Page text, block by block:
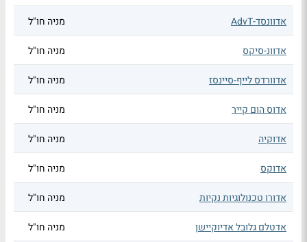
אדוונסד-AdvT מניה חו"ל
אדוונ-סיקס מניה חו"ל
אדוורדס לייף-סיינסז מניה חו"ל
אדוס הום קייר מניה חו"ל
אדוקיה מניה חו"ל
אדוקס מניה חו"ל
אדורו טכנולוגיות נקיות מניה חו"ל
אדטלם גלובל אדיוקיישן מניה חו"ל